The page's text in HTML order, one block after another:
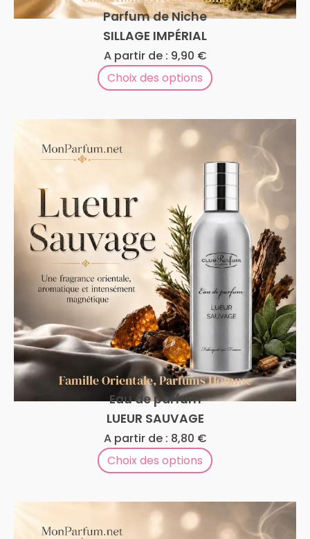
Parfum de Niche
SILLAGE IMPÉRIAL
A partir de : 9,90 €
Choix des options
Famille Orientale,Parfums Homme
Eau de parfum
LUEUR SAUVAGE
A partir de : 8,80 €
Choix des options